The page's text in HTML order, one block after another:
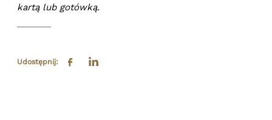
kartą lub gotówką.
Udostępnij: